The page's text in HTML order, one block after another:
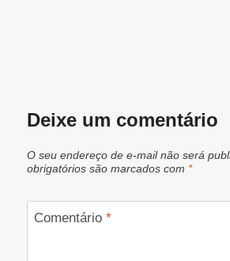
Deixe um comentário
O seu endereço de e-mail não será
obrigatórios são marcados com *
Comentário *